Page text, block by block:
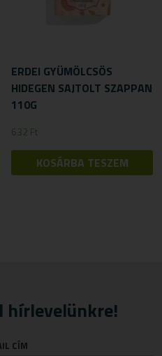
ERDEI GYÜMÖLCSÖS
HIDEGEN SAJTOLT SZAPPAN
110G
632 Ft
KOSÁRBA TESZEM
hírlevelünkre!
CÍM